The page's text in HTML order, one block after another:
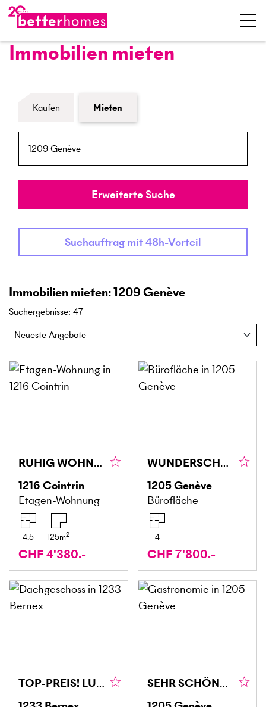
Immobilien mieten
Formular Immobiliensuche
Kaufen Mieten
Umkreis
Erweiterte Suche
Suchauftrag mit 48h-Vorteil
Immobilien mieten: 1209 Genève
Suchergebnisse: 47
RUHIG WOHNEN MIT 1'400 M² GARTEN
1216 Cointrin
Etagen-Wohnung
4.5 125m2
CHF 4'380.-
WUNDERSCHÖNE FLÄCHE VON CA. 160 M² IN GENF (1205)
1205Genève
Bürofläche
4
CHF 7'800.-
TOP-PREIS! LUXURIÖS AUF DREI ETAGEN
SEHR SCHÖNES GESCHÄFT ZU ÜBERNEHMEN